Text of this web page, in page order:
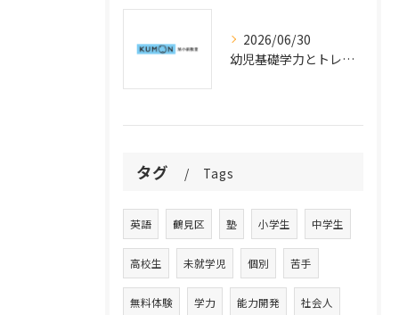
2026/06/30
幼児基礎学力とトレーニングを神奈川県横浜市鶴見区で始めるための公文式活用法と学力向上のポイント
タグ Tags
英語 鶴見区 塾 小学生 中学生
高校生 未就学児 個別 苦手
無料体験 学力 能力開発 社会人